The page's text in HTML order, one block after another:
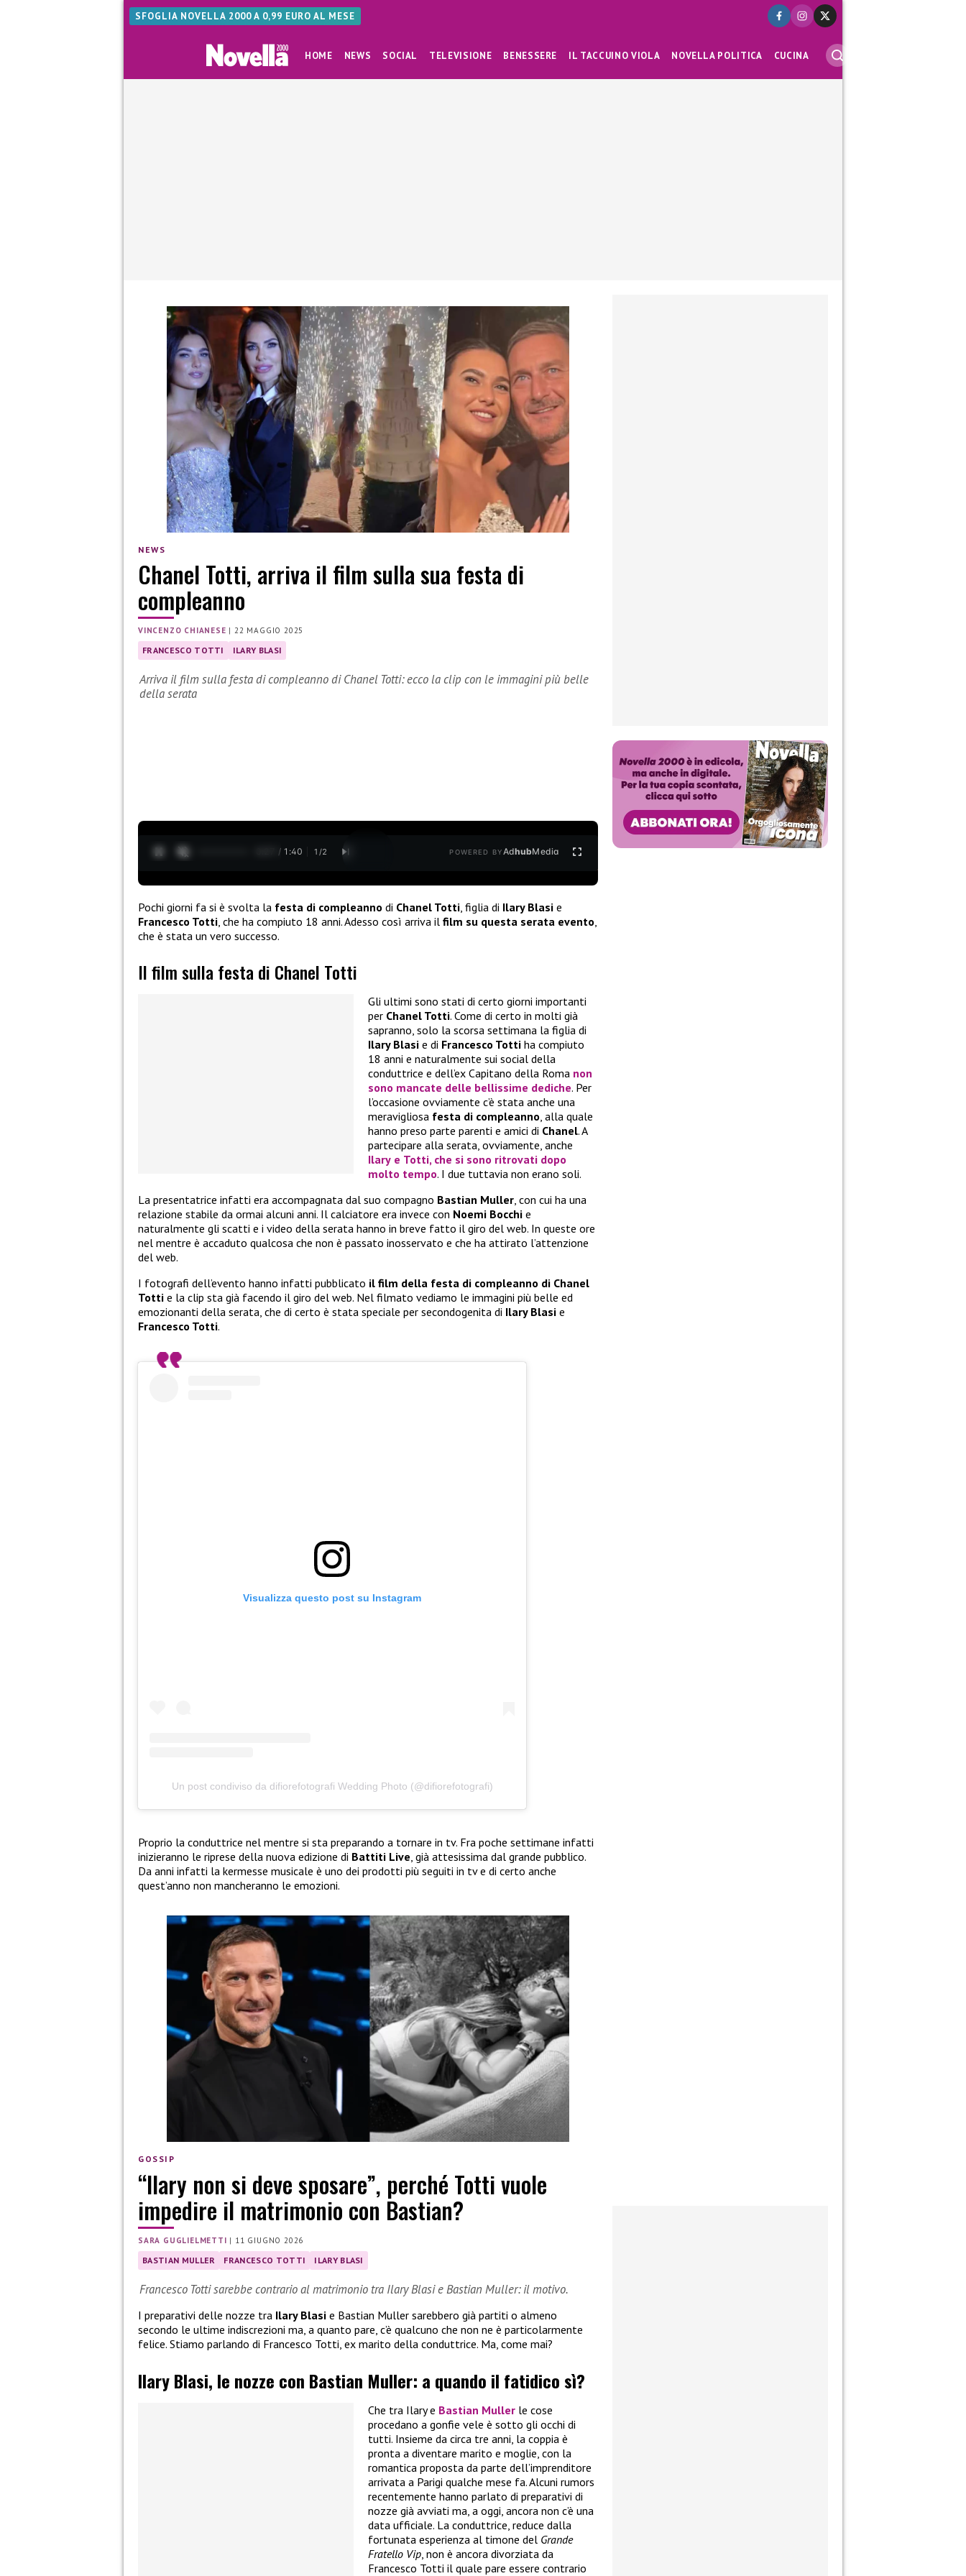
SFOGLIA NOVELLA 2000 A 0,99 EURO AL MESE
HOME NEWS SOCIAL TELEVISIONE BENESSERE IL TACCUINO VIOLA NOVELLA POLITICA CUCINA
NEWS
Chanel Totti, arriva il film sulla sua festa di
compleanno
VINCENZO CHIANESE |22 MAGGIO 2025
FRANCESCO TOTTI ILARY BLASI
Arriva il film sulla festa di compleanno di Chanel Totti: ecco la clip con le immagini più belle
della serata
0:28 / 1:40 1 /2 POWERED BYAdhubMedia
Pochi giorni fa si è svolta la festa di compleanno di Chanel Totti , figlia di Ilary Blasi e
Francesco Totti , che ha compiuto 18 anni. Adesso così arriva il film su questa serata evento
che è stata un vero successo.
Il film sulla festa di Chanel Totti
Gli ultimi sono stati di certo giorni importanti
per Chanel Totti. Come di certo in molti già
sapranno, solo la scorsa settimana la figlia di
Ilary Blasi e di Francesco Totti ha compiuto
18 anni e naturalmente sui social della
conduttrice e dell’ex Capitano della Roma non
sono mancate delle bellissime dediche. Per
l’occasione ovviamente c’è stata anche una
meravigliosa festa di compleanno, alla quale
hanno preso parte parenti e amici di Chanel. A
partecipare alla serata, ovviamente, anche
Ilary e Totti, che si sono ritrovati dopo
molto tempo. I due tuttavia non erano soli.
La presentatrice infatti era accompagnata dal suo compagno Bastian Muller, con cui ha una
relazione stabile da ormai alcuni anni. Il calciatore era invece con Noemi Bocchi e
naturalmente gli scatti e i video della serata hanno in breve fatto il giro del web. In queste ore
nel mentre è accaduto qualcosa che non è passato inosservato e che ha attirato l’attenzione
del web.
I fotografi dell’evento hanno infatti pubblicato il film della festa di compleanno di Chanel
Totti e la clip sta già facendo il giro del web. Nel filmato vediamo le immagini più belle ed
emozionanti della serata, che di certo è stata speciale per secondogenita di Ilary Blasi e
Francesco Totti.
Visualizza questo post su Instagram
Un post condiviso da difiorefotografi Wedding Photo (@difiorefotografi)
Proprio la conduttrice nel mentre si sta preparando a tornare in tv. Fra poche settimane infatti
inizieranno le riprese della nuova edizione di Battiti Live, già attesissima dal grande pubblico.
Da anni infatti la kermesse musicale è uno dei prodotti più seguiti in tv e di certo anche
quest’anno non mancheranno le emozioni.
GOSSIP
“Ilary non si deve sposare”, perché Totti vuole
impedire il matrimonio con Bastian?
SARA GUGLIELMETTI | 11 GIUGNO 2026
BASTIAN MULLER FRANCESCO TOTTI ILARY BLASI
Francesco Totti sarebbe contrario al matrimonio tra Ilary Blasi e Bastian Muller: il motivo.
I preparativi delle nozze tra Ilary Blasi e Bastian Muller sarebbero già partiti o almeno
secondo le ultime indiscrezioni ma, a quanto pare, c’è qualcuno che non ne è particolarmente
felice. Stiamo parlando di Francesco Totti, ex marito della conduttrice. Ma, come mai?
Ilary Blasi, le nozze con Bastian Muller: a quando il fatidico sì?
Che tra Ilary e Bastian Muller le cose
procedano a gonfie vele è sotto gli occhi di
tutti. Insieme da circa tre anni, la coppia è
pronta a diventare marito e moglie, con la
romantica proposta da parte dell’imprenditore
arrivata a Parigi qualche mese fa. Alcuni rumors
recentemente hanno parlato di preparativi di
nozze già avviati ma, a oggi, ancora non c’è una
data ufficiale. La conduttrice, reduce dalla
fortunata esperienza al timone del Grande
Fratello Vip , non è ancora divorziata da
Francesco Totti il quale pare essere contrario